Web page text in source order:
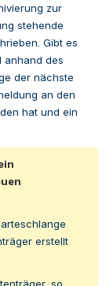
zur
stehende
Gibt es
anhand des
der nächste
an den
hat und ein
erstellt